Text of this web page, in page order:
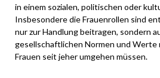
in einem sozialen, politischen oder
Insbesondere die Frauenrollen sind
nur zur Handlung beitragen, sondern
gesellschaftlichen Normen und
Frauen seit jeher umgehen müssen.